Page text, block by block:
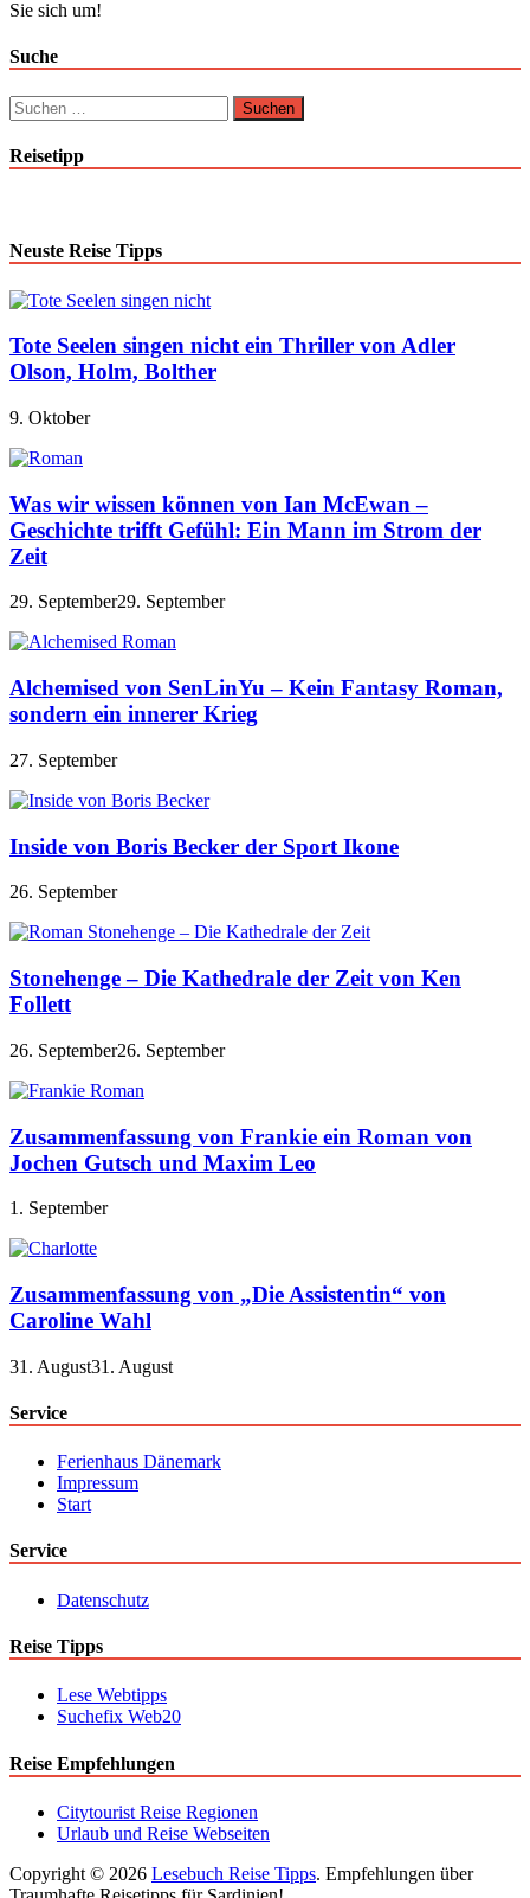
Sie sich um!
Suche
Suchen
nach:
Reisetipp
Neuste Reise Tipps
Tote Seelen singen nicht ein Thriller von Adler
Olson, Holm, Bolther
9. Oktober
Was wir wissen können von Ian McEwan –
Geschichte trifft Gefühl: Ein Mann im Strom der
Zeit
29. September29. September
Alchemised von SenLinYu – Kein Fantasy Roman,
sondern ein innerer Krieg
27. September
Inside von Boris Becker der Sport Ikone
26. September
Stonehenge – Die Kathedrale der Zeit von Ken
Follett
26. September26. September
Zusammenfassung von Frankie ein Roman von
Jochen Gutsch und Maxim Leo
1. September
Zusammenfassung von „Die Assistentin“ von
Caroline Wahl
31. August31. August
Service
Ferienhaus Dänemark
Impressum
Start
Service
Datenschutz
Reise Tipps
Lese Webtipps
Suchefix Web20
Reise Empfehlungen
Citytourist Reise Regionen
Urlaub und Reise Webseiten
Copyright © 2026 Lesebuch Reise Tipps. Empfehlungen über